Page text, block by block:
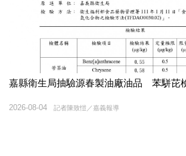
嘉縣衛生局抽驗源春製油廠油品 苯駢芘
記者陳致愷／嘉義報導
2026-08-04